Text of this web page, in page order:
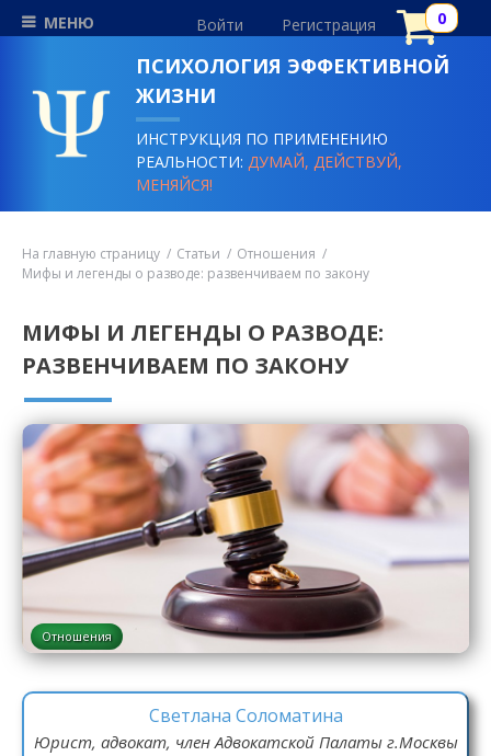
МЕНЮ Войти Регистрация
ПСИХОЛОГИЯ ЭФФЕКТИВНОЙ
ЖИЗНИ
ИНСТРУКЦИЯ ПО ПРИМЕНЕНИЮ
РЕАЛЬНОСТИ:ДУМАЙ, ДЕЙСТВУЙ,
МЕНЯЙСЯ!
На главную страницу Статьи
Отношения
Мифы и легенды о разводе: развенчиваем по закону
МИФЫ И ЛЕГЕНДЫ О РАЗВОДЕ:
РАЗВЕНЧИВАЕМ ПО ЗАКОНУ
Отношения
Светлана Соломатина
Юрист, адвокат, член Адвокатской Палаты г.Москвы